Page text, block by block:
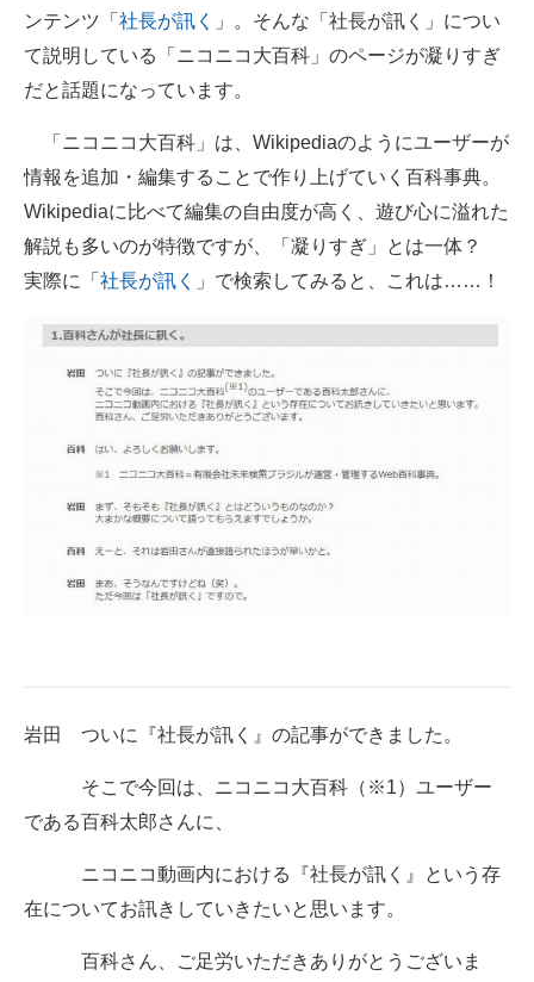
AI活用のいまが分かる
企業ITのトレンドを詳説
マーケ×ITの今がよく分かる
企業向けIT製品の総合サイト
IT製品の技術・比較・事例
製造業のIT導入・活用を支援
モノづくり技術者専門サイト
エレクトロニクス専門サイト
電子設計の基本と応用
ンテンツ「 社長が訊く
」。そんな「社長が訊く」につい
て説明している「ニコニコ大百科」のページが凝りすぎ
だと話題になっています。
「ニコニコ大百科」は、Wikipediaのようにユーザーが
情報を追加・編集することで作り上げていく百科事典。
Wikipediaに比べて編集の自由度が高く、遊び心に溢れた
解説も多いのが特徴ですが、「凝りすぎ」とは一体？
実際に「 社長が訊く 」で検索してみると、これは……！
岩田 ついに『社長が訊く』の記事ができました。
そこで今回は、ニコニコ大百科（※1）ユーザー
である百科太郎さんに、
ニコニコ動画内における『社長が訊く』という存
在についてお訊きしていきたいと思います。
百科さん、ご足労いただきありがとうございま